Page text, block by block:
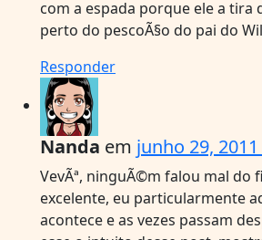
com a espada porque ele a tira
perto do pescoÃ§o do pai do
Responder
Nanda em junho 29, 2011
VevÃª, ninguÃ©m falou mal do
excelente, eu particularmente
acontece e as vezes passam